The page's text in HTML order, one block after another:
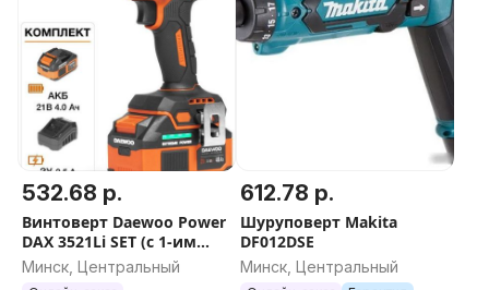
532.68 р.
Винтоверт Daewoo Power
DAX 3521Li SET (с 1-им
АКБ, кейс)
Минск, Центральный
612.78 р.
Шуруповерт Makita
DF012DSE
Минск, Центральный